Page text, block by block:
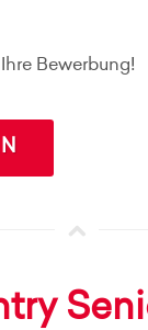
Bewerbung!